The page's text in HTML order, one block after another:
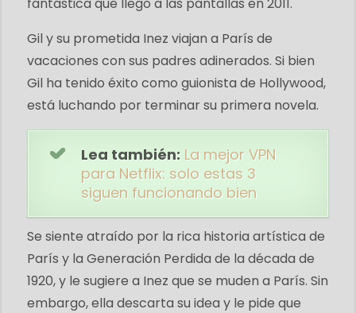
Gil y su prometida Inez viajan a París de
vacaciones con sus padres adinerados. Si bien
Gil ha tenido éxito como guionista de Hollywood,
está luchando por terminar su primera novela.
Lea también: La mejor VPN
para Netflix: solo estas 3
siguen funcionando bien
Se siente atraído por la rica historia artística de
París y la Generación Perdida de la década de
1920, y le sugiere a Inez que se muden a París. Sin
embargo, ella descarta su idea y le pide que